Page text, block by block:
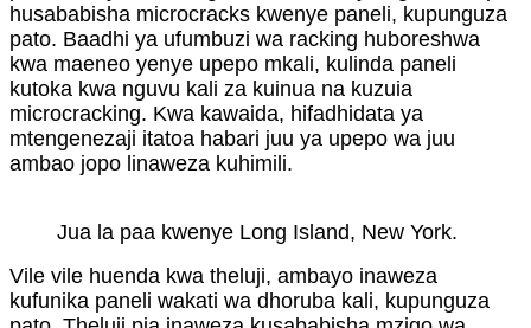
husababisha microcracks kwenye paneli, kupunguza
pato. Baadhi ya ufumbuzi wa racking huboreshwa
kwa maeneo yenye upepo mkali, kulinda paneli
kutoka kwa nguvu kali za kuinua na kuzuia
microcracking. Kwa kawaida, hifadhidata ya
mtengenezaji itatoa habari juu ya upepo wa juu
ambao jopo linaweza kuhimili.
Jua la paa kwenye Long Island, New York.
Vile vile huenda kwa theluji, ambayo inaweza
kufunika paneli wakati wa dhoruba kali, kupunguza